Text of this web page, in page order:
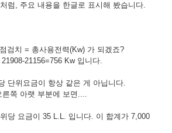
럼, 주요 내용을 한글로 표시해 봤습니다.
검치 = 총사용전력(Kw) 가 되겠죠?
21156=756 Kw 입니다.
단위요금이 항상 같은 게 아닙니다.
쪽 아랫 부분에 보면....
당 요금이 35 L.L. 입니다. 이 합계가 7,000